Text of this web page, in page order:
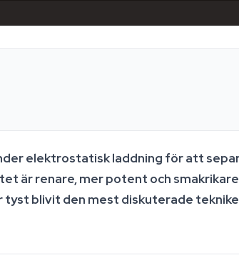
elektrostatisk laddning för att
är renare, mer potent och smakrikare
blivit den mest diskuterade